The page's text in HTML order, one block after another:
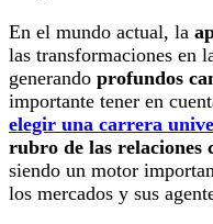
En el mundo actual, la
las transformaciones en
generando profundos
importante tener en
elegir una carrera
rubro de las relaciones
siendo un motor
los mercados y sus